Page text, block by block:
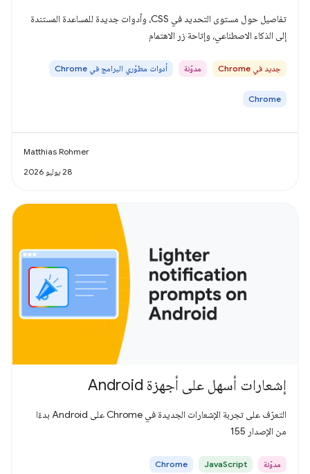
تفاصيل حول مستوى التحديد في CSS، وأدوات جديدة للمساعدة المستندة
إلى الذكاء الاصطناعي، وإتاحة زر الاهتمام
جديد في Chrome مدوّنة أدوات مطوّري البرامج في Chrome
Chrome
Matthias Rohmer
28 يوليو 2026
إشعارات أسهل على أجهزة Android
التعرّف على تجربة الإشعارات الجديدة في Chrome على Android بدءًا
من الإصدار 155
مدوّنة JavaScript
Chrome